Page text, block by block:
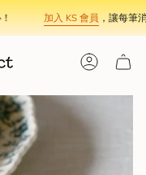
加入 KS 會員，讓每筆消
Account